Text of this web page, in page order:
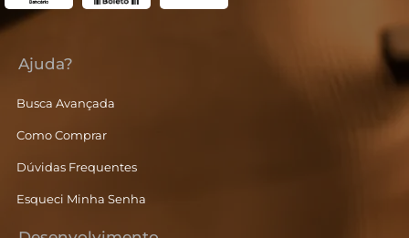
Ajuda?
Busca Avançada
Como Comprar
Dúvidas Frequentes
Esqueci Minha Senha